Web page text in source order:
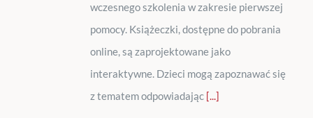
wczesnego szkolenia w zakresie pierwszej
pomocy. Książeczki, dostępne do pobrania
online, są zaprojektowane jako
interaktywne. Dzieci mogą zapoznawać się
z tematem odpowiadając [...]